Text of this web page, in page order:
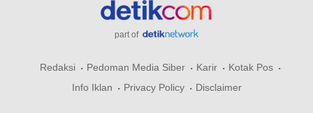
part of
Redaksi Pedoman Media Siber Karir
Kotak Pos
Info Iklan
Privacy Policy Disclaimer